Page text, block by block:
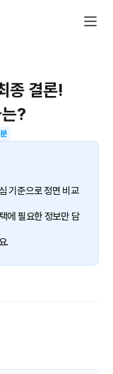
종 결론!
?
분
기준으로 정면 비교
에 필요한 정보만 담
.